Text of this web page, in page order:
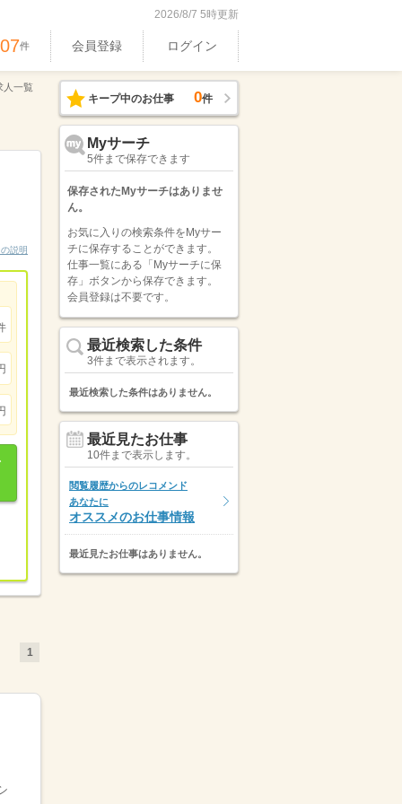
2026/8/7 5時更新
件 会員登録 ログイン
人一覧
説明
1
キープ中のお仕事 0件
Myサーチ
5件まで保存できます
保存されたMyサーチはありませ
ん。
お気に入りの検索条件をMyサー
チに保存することができます。
仕事一覧にある「Myサーチに保
存」ボタンから保存できます。
会員登録は不要です。
最近検索した条件
3件まで表示されます。
最近検索した条件はありません。
最近見たお仕事
10件まで表示します。
閲覧履歴からのレコメンド
あなたに
オススメのお仕事情報
最近見たお仕事はありません。